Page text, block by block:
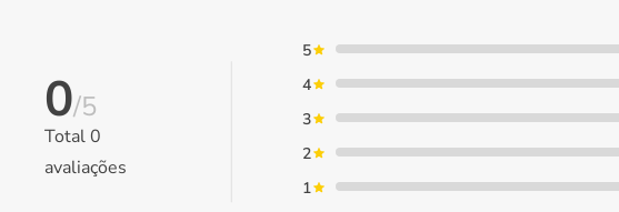
0/5
Total0
avaliações
5
4
3
2
1